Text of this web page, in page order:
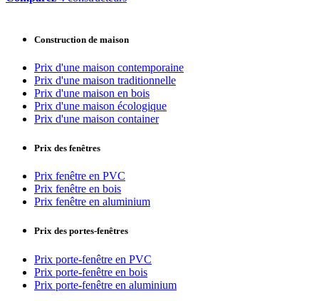
Construction de maison
Prix d'une maison contemporaine
Prix d'une maison traditionnelle
Prix d'une maison en bois
Prix d'une maison écologique
Prix d'une maison container
Prix des fenêtres
Prix fenêtre en PVC
Prix fenêtre en bois
Prix fenêtre en aluminium
Prix des portes-fenêtres
Prix porte-fenêtre en PVC
Prix porte-fenêtre en bois
Prix porte-fenêtre en aluminium